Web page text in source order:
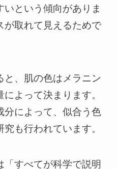
という傾向がありま
が取れて見えるためで
と、肌の色はメラニン
よって決まります。
分によって、似合う色
も行われています。
「すべてが科学で説明